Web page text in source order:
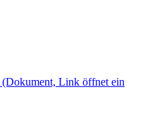
(Dokument, Link öffnet ein